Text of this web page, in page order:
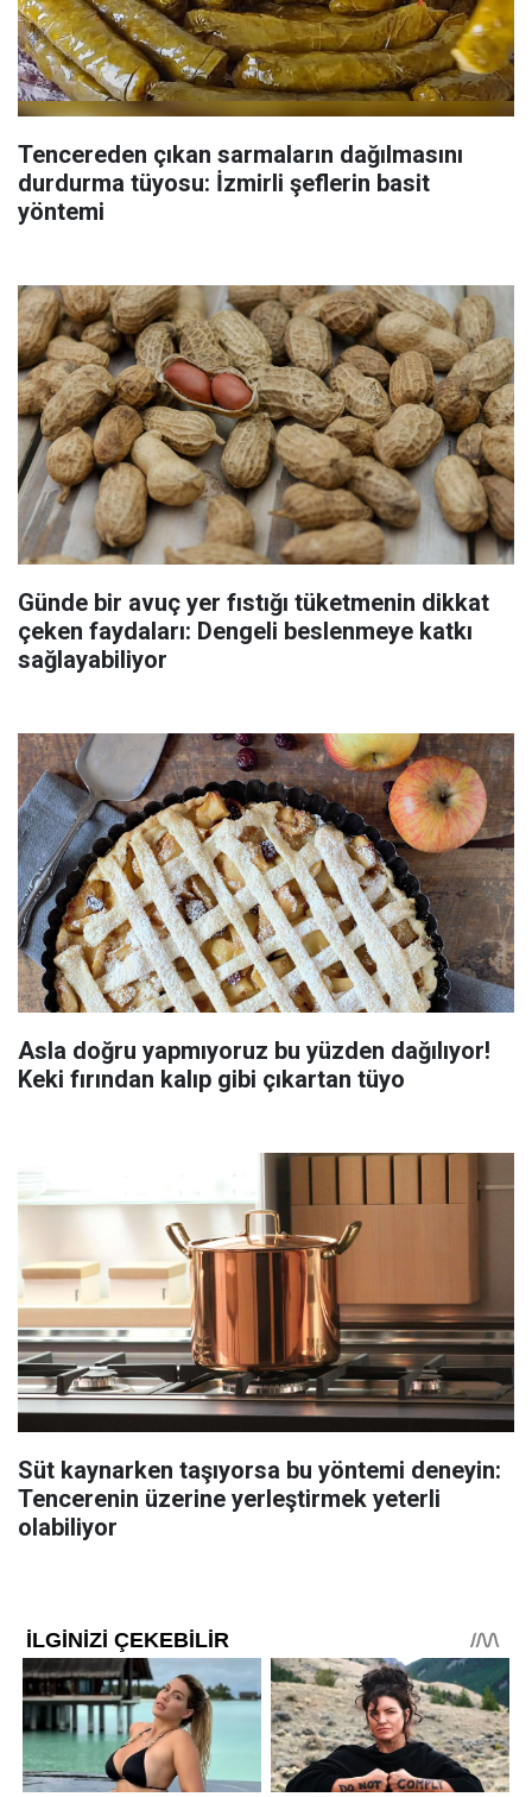
Tencereden çıkan sarmaların dağılmasını
durdurma tüyosu: İzmirli şeflerin basit
yöntemi
Günde bir avuç yer fıstığı tüketmenin dikkat
çeken faydaları: Dengeli beslenmeye katkı
sağlayabiliyor
Asla doğru yapmıyoruz bu yüzden dağılıyor!
Keki fırından kalıp gibi çıkartan tüyo
Süt kaynarken taşıyorsa bu yöntemi deneyin:
Tencerenin üzerine yerleştirmek yeterli
olabiliyor